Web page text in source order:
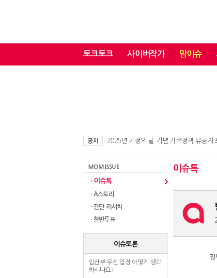
토크토크 사이버작가 맘이슈
2025년 가정의 달 기념 가족정책 유공자
MOM ISSUE
· 이슈톡
· A스토리
· 간단 리서치
· 찬반투표
이슈토론
임산부 우선 입장 어떻게 생각
하시나요?
이슈톡
정